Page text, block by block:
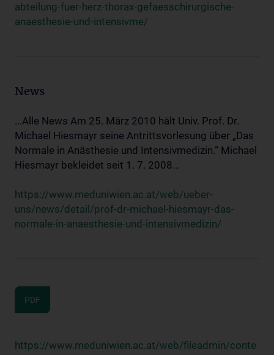
abteilung-fuer-herz-thorax-gefaesschirurgische-
anaesthesie-und-intensivme/
News
...Alle News Am 25. März 2010 hält Univ. Prof. Dr.
Michael Hiesmayr seine Antrittsvorlesung über „Das
Normale in Anästhesie und Intensivmedizin.“ Michael
Hiesmayr bekleidet seit 1. 7. 2008...
https://www.meduniwien.ac.at/web/ueber-
uns/news/detail/prof-dr-michael-hiesmayr-das-
normale-in-anaesthesie-und-intensivmedizin/
PDF
https://www.meduniwien.ac.at/web/fileadmin/conte